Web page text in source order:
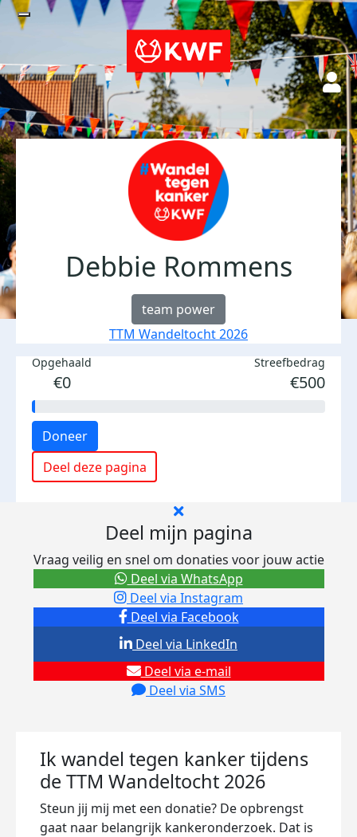
Debbie Rommens
team power
TTM Wandeltocht 2026
Opgehaald
€0
Streefbedrag
€500
Doneer
Deel deze pagina
Deel mijn pagina
Vraag veilig en snel om donaties voor jouw actie
Deel via Facebook
Deel via Instagram
Deel via e-mail
Deel via SMS
Deel via LinkedIn
Deel via WhatsApp
Ik wandel tegen kanker tijdens
de TTM Wandeltocht 2026
Steun jij mij met een donatie? De opbrengst
gaat naar belangrijk kankeronderzoek. Dat is